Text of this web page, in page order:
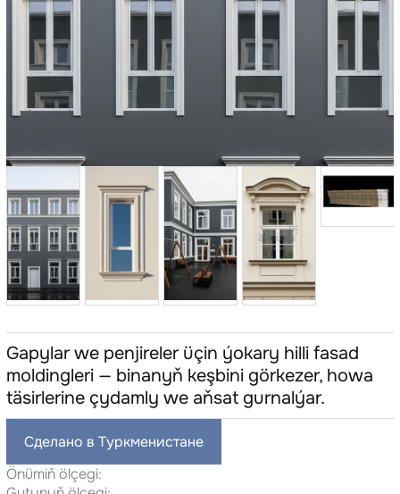
Gapylar we penjireler üçin ýokary hilli fasad
moldingleri — binanyň keşbini görkezer, howa
täsirlerine çydamly we aňsat gurnalýar.
Сделано в Туркменистане
Önümiň ölçegi: